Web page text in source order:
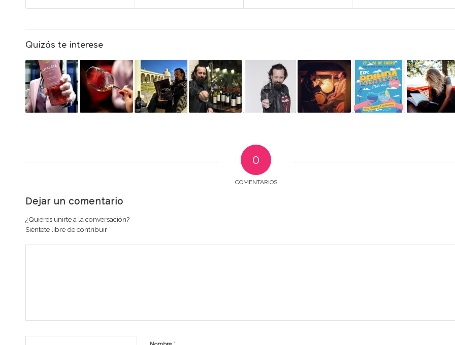
Quizás te interese
0
COMENTARIOS
Dejar un comentario
¿Quieres unirte a la conversación?
Siéntete libre de contribuir